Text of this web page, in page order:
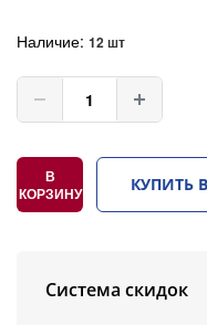
Наличие: 12 шт
В
КОРЗИНУ
КУПИТЬ
Система скидок